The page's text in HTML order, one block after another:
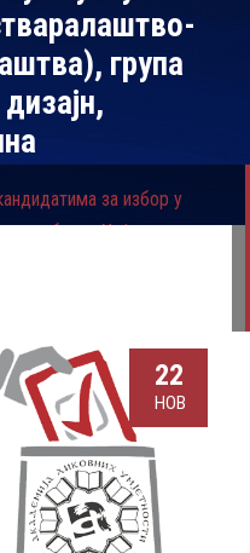
група
за избор у
област Умјетност
група предмета
22
НОВ